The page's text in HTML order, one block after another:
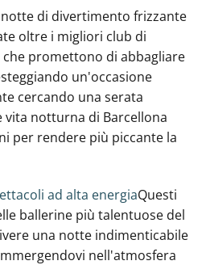
di divertimento frizzante
oltre i migliori club di
promettono di abbagliare
un'occasione
cercando una serata
notturna di Barcellona
per rendere più piccante la
ad alta energiaQuesti
ballerine più talentuose del
una notte indimenticabile
nell'atmosfera